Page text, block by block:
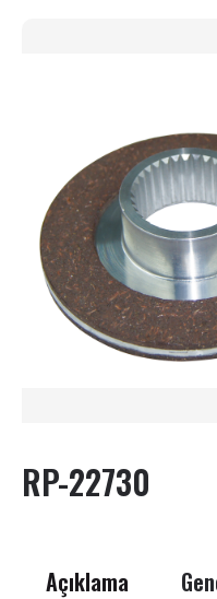
RP-22730
Açıklama